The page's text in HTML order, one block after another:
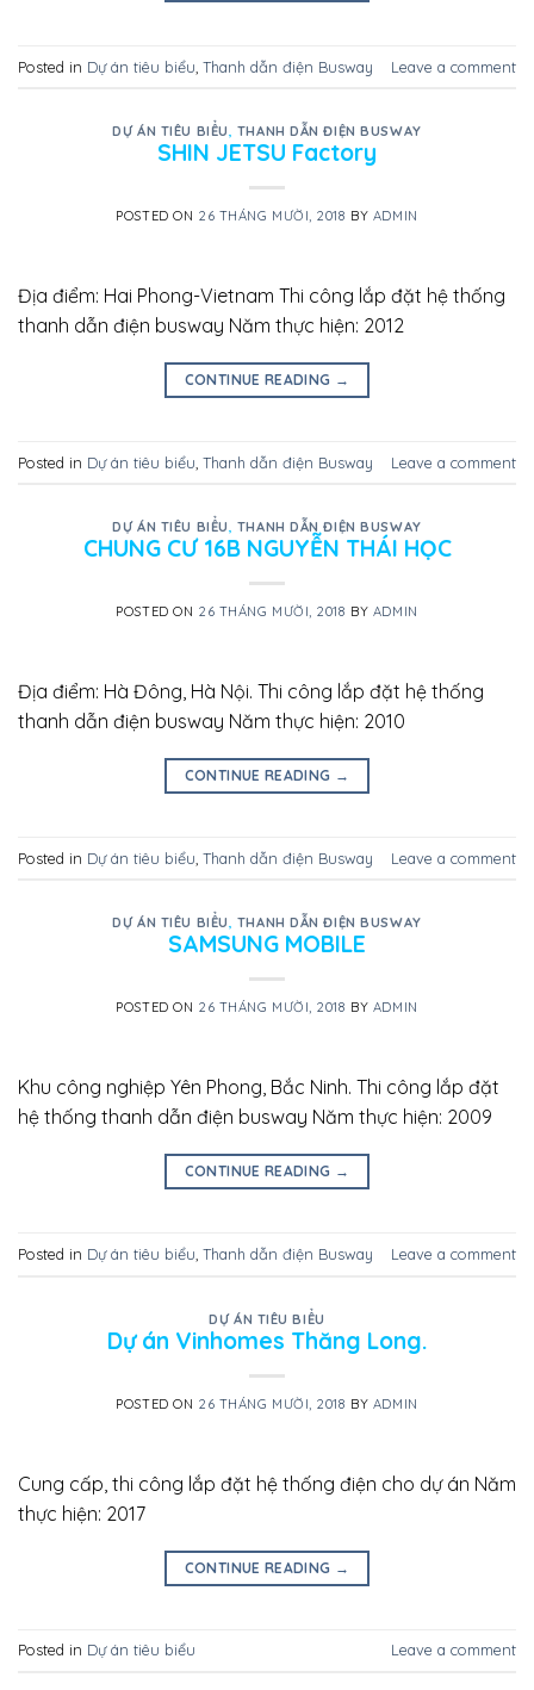
Posted in Dự án tiêu biểu Thanh dẫn điện Busway Leave a comment
DỰ ÁN TIÊU BIỂU, THANH DẪN ĐIỆN BUSWAY
SHIN JETSU Factory
POSTED ON 26 THÁNG MƯỜI, 2018 BY ADMIN
Địa điểm: Hai Phong-Vietnam Thi công lắp đặt hệ thống
thanh dẫn điện busway Năm thực hiện: 2012
CONTINUE READING →
Posted in Dự án tiêu biểu Thanh dẫn điện Busway Leave a comment
DỰ ÁN TIÊU BIỂU, THANH DẪN ĐIỆN BUSWAY
CHUNG CƯ 16B NGUYỄN THÁI HỌC
POSTED ON 26 THÁNG MƯỜI, 2018 BY ADMIN
Địa điểm: Hà Đông, Hà Nội. Thi công lắp đặt hệ thống
thanh dẫn điện busway Năm thực hiện: 2010
CONTINUE READING →
Posted in Dự án tiêu biểu Thanh dẫn điện Busway Leave a comment
DỰ ÁN TIÊU BIỂU, THANH DẪN ĐIỆN BUSWAY
SAMSUNG MOBILE
POSTED ON 26 THÁNG MƯỜI, 2018 BY ADMIN
Khu công nghiệp Yên Phong, Bắc Ninh. Thi công lắp đặt
hệ thống thanh dẫn điện busway Năm thực hiện: 2009
CONTINUE READING →
Posted in Dự án tiêu biểu Thanh dẫn điện Busway Leave a comment
DỰ ÁN TIÊU BIỂU
Dự án Vinhomes Thăng Long.
POSTED ON 26 THÁNG MƯỜI, 2018 BY ADMIN
Cung cấp, thi công lắp đặt hệ thống điện cho dự án Năm
thực hiện: 2017
CONTINUE READING →
Posted in Dự án tiêu biểu Leave a comment